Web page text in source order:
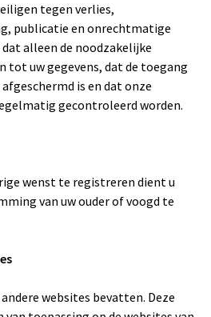
tegen verlies,
publicatie en onrechtmatige
alleen de noodzakelijke
tot uw gegevens, dat de toegang
is en dat onze
gecontroleerd worden.
wenst te registreren dient u
van uw ouder of voogd te
websites bevatten. Deze